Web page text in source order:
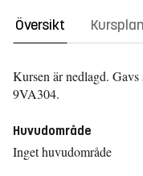
Översikt Kursplan
Kursen är nedlagd. Gavs
9VA304.
Huvudområde
Inget huvudområde